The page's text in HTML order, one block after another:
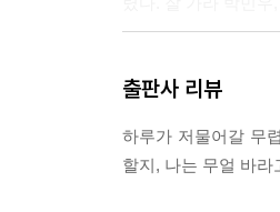
전하다가 지난해 겨
아, 잊었네요. 나는
출판사 리뷰
하루가 저물어갈 무
할지, 나는 무얼 바